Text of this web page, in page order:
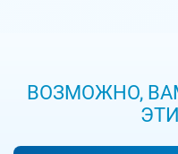
ВОЗМОЖНО,